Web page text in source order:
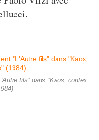
fils" dans "Kaos, contes